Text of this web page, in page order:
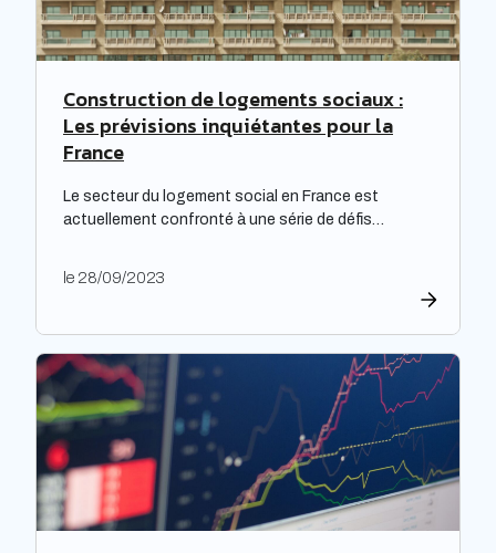
Construction de logements sociaux :
Les prévisions inquiétantes pour la
France
Le secteur du logement social en France est
actuellement confronté à une série de défis
répondre à leurs obligations de rénovation, mais
étude prospective réalisée par la Banque des
territoires met en lumière les enjeux majeurs […]
le 28/09/2023